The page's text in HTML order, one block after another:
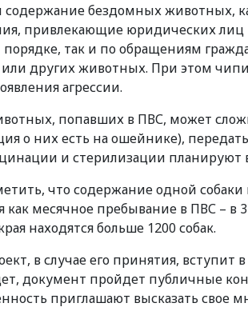
содержание бездомных животных,
привлекающие юридических лиц
так и по обращениям
других животных. При этом
агрессии.
попавших в ПВС, может
о них есть на ошейнике),
и стерилизации планируют
что содержание одной
как месячное пребывание в ПВС –
находятся больше 1200 собак.
в случае его принятия, вступит
документ пройдет публичные
приглашают высказать